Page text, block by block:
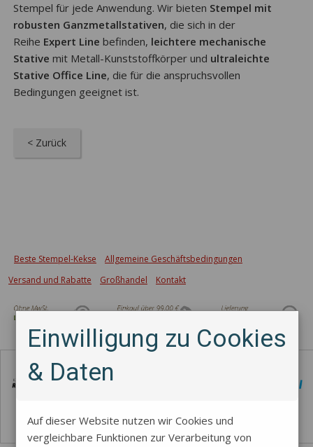
Stempel für jede Anwendung. Wir bieten Stempel mit
robusten Ganzmetallstativen, die sich in der
Reihe Expert Line befinden, leichtere mechanische
Stative mit Metall-Kunststoffkörper und ultraleichte
Stative Office Line, die für die anspruchsvollen
Bedingungen geeignet ist.
< Zurück
Beste Stempel-Kekse
Allgemeine Geschäftsbedingungen
Versand und Rabatte
Großhandel Kontakt
Einwilligung zu Cookies
& Daten
Auf dieser Website nutzen wir Cookies und
vergleichbare Funktionen zur Verarbeitung von